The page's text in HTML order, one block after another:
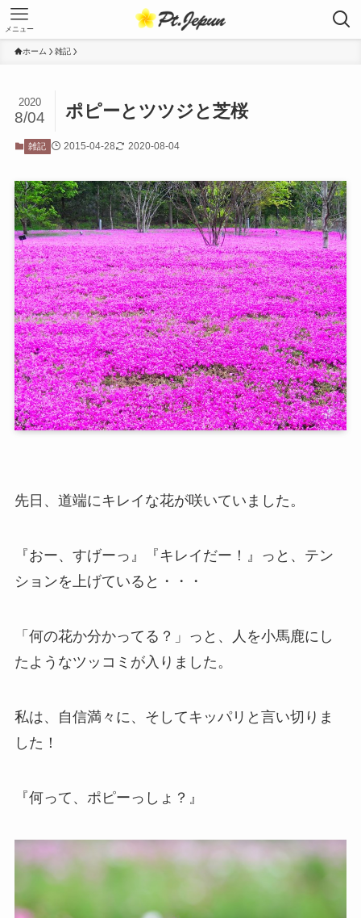
メニュー
ホーム 雑記
ポピーとツツジと芝桜
2020
8/04
雑記 2015-04-28 2020-08-04
先日、道端にキレイな花が咲いていました。
『おー、すげーっ』『キレイだー！』っと、テン
ションを上げていると・・・
「何の花か分かってる？」っと、人を小馬鹿にし
たようなツッコミが入りました。
私は、自信満々に、そしてキッパリと言い切りま
した！
『何って、ポピーっしょ？』